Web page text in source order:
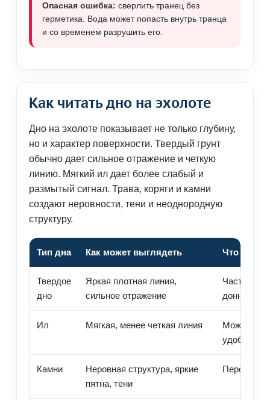
Опасная ошибка: сверлить транец без
герметика. Вода может попасть внутрь транца
и со временем разрушить его.
Как читать дно на эхолоте
Дно на эхолоте показывает не только глубину,
но и характер поверхности. Твердый грунт
обычно дает сильное отражение и четкую
линию. Мягкий ил дает более слабый и
размытый сигнал. Трава, коряги и камни
создают неровности, тени и неоднородную
структуру.
Тип дна Как может выглядеть Что
Твердое
дно
Яркая плотная линия,
сильное отражение
Часто
донной
Ил Мягкая, менее четкая линия
Может
удобен
Камни
Неровная структура, яркие
пятна, тени